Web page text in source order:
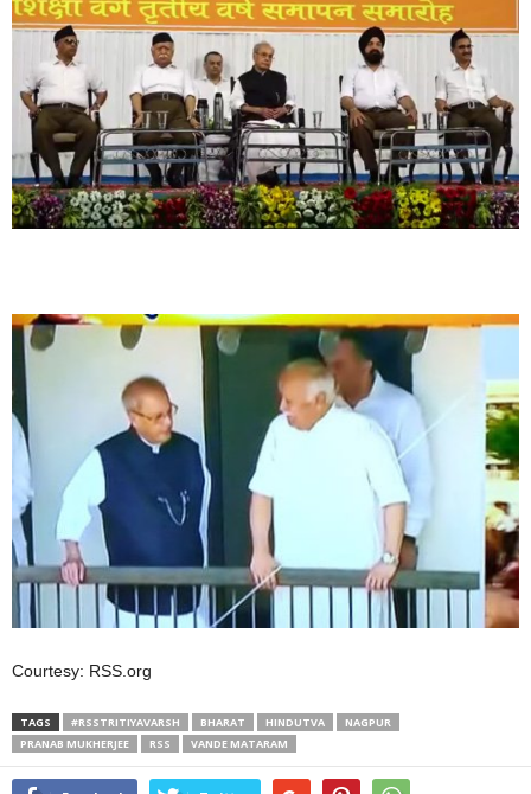
Courtesy: RSS.org
TAGS #RSSTRITIYAVARSH BHARAT HINDUTVA
NAGPUR
PRANAB MUKHERJEE
RSS VANDE MATARAM